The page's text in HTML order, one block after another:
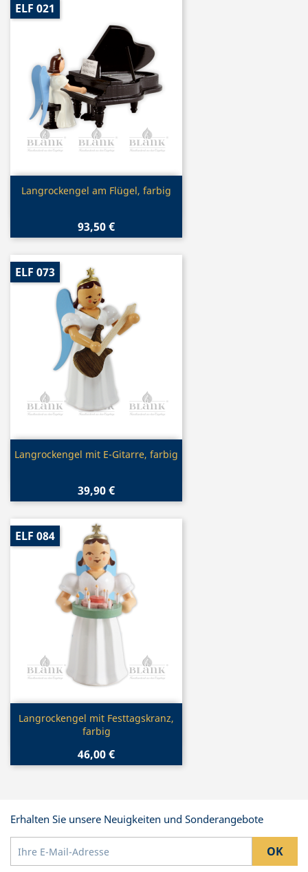
Vorschau
Langrockengel am Flügel, farbig
93,50 €
ELF 021
Vorschau
Langrockengel mit E-Gitarre, farbig
39,90 €
ELF 073
Vorschau
Langrockengel mit Festtagskranz,
farbig
46,00 €
ELF 084
Erhalten Sie unsere Neuigkeiten und Sonderangebote